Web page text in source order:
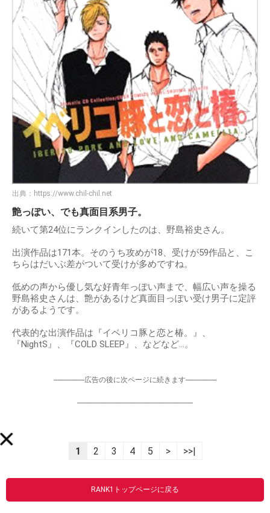
出典： https://www.chil-chil.net
艶っぽい、でも真面目系男子。
続いて第24位にランクインしたのは、野島裕史さん。
出演作品は171本。そのうち攻めが18、受けが59作品と、こ
ちらはだいぶ差がついて受けが多めですね。
低めの声から優し気な好青年っぽい声まで、幅広い声を操る
野島裕史さんは、艶があるけど真面目っぽい受け男子に定評
があるようです。
代表的な出演作品は『イベリコ豚と恋と椿。』、
『NightS』、『COLD SLEEP』、などなど…。
-----------------広告の後に次ページに続きます-----------------
----------------------------------------------------------------
1 2 3 4 5 > >>|
RANK1トップページに戻る